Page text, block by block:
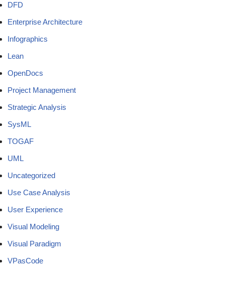
DFD
Enterprise Architecture
Infographics
Lean
OpenDocs
Project Management
Strategic Analysis
SysML
TOGAF
UML
Uncategorized
Use Case Analysis
User Experience
Visual Modeling
Visual Paradigm
VPasCode